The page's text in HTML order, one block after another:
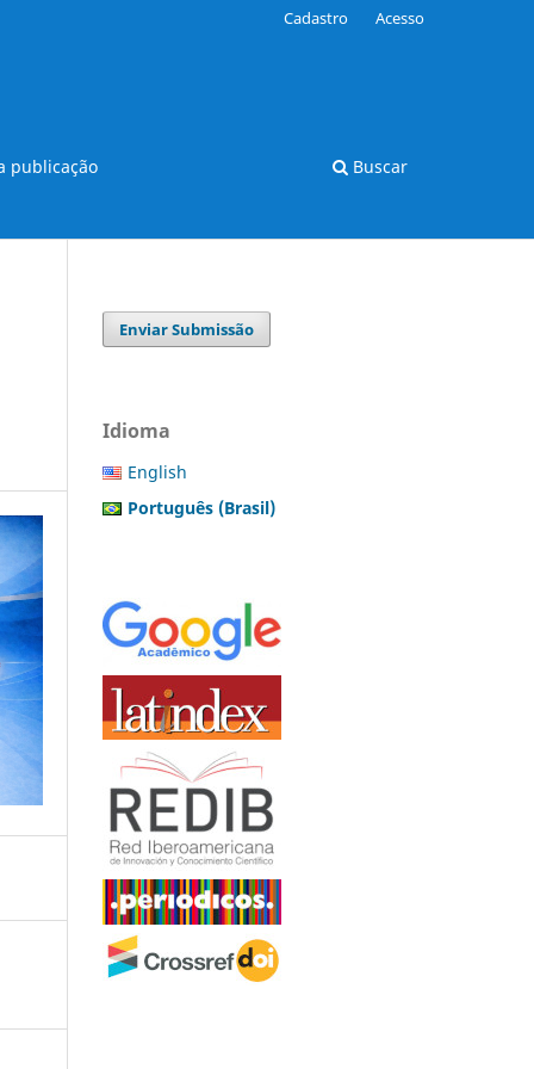
publicação Buscar
Cadastro Acesso
Enviar Submissão
Idioma
English
Português (Brasil)